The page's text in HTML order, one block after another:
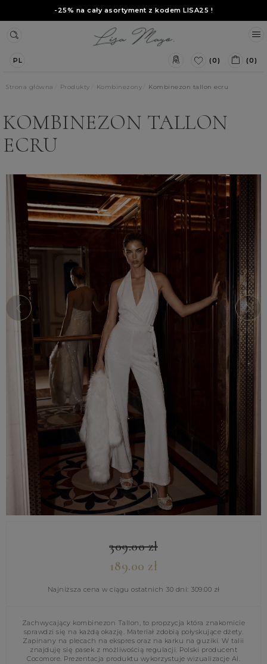
-25% na cały asortyment z kodem LISA25 !
PL (0) (0)
Strona główna Produkty Kombinezony Kombinezon tallon ecru
KOMBINEZON TALLON
ECRU
309.00zł
189.00 zł
Najniższa cena w ciągu ostatnich 30 dni: 309.00 zł
Zachwycający kombinezon Tallon, to propzycja która znakomicie
sprawdzi się na każdą okazję. Materiał zdobią połyskujące dżety.
Zapinany na plecach na ekspres oraz na karku na guziki. W talii
znajduję się pasek z możliwością regulacji. Polski producent
Cocomore. Prezentacja produktu wykorzystuje wizualizacje AI.